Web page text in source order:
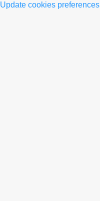
Update cookies preferences